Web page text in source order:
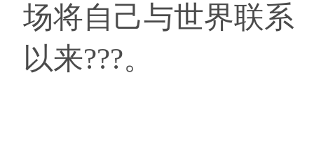
场将自己与世界联系
以来???。